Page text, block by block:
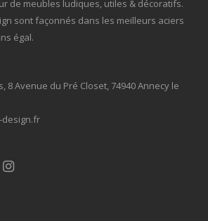
de meubles ludiques, utiles & décoratifs.
sont façonnés dans les meilleurs aciers
égal.
8 Avenue du Pré Closet, 74940 Annecy le
design.fr